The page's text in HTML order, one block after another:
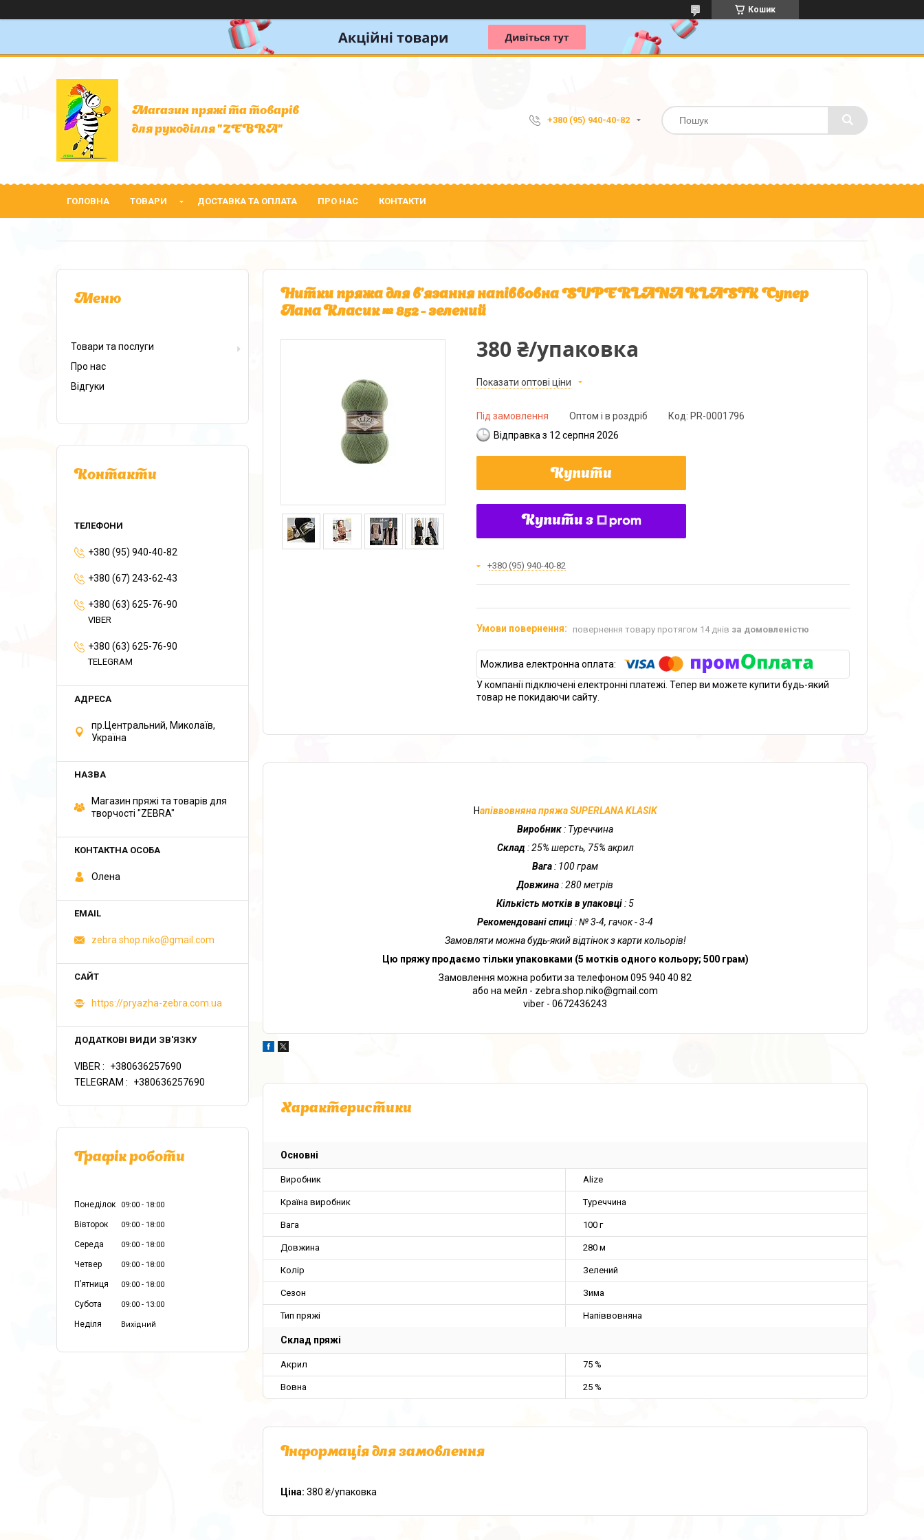
Кошик
Магазин пряжі та товарів
для рукоділля "ZEBRA"
+380 (95) 940-40-82
ГОЛОВНА ТОВАРИ ДОСТАВКА ТА ОПЛАТА ПРО НАС КОНТАКТИ
Нитки пряжа для в'язання напіввовна SUPERLANA KLASIK Супер
Лана Класик № 852 - зелений
380 ₴/упаковка
Показати оптові ціни
Під замовлення Оптом і в роздріб Код: PR-0001796
Відправка з 12 серпня 2026
Купити
Купити з
+380 (95) 940-40-82
повернення товару протягом 14 днів за домовленістю
У компанії підключені електронні платежі. Тепер ви можете купити будь-який
товар не покидаючи сайту.
Напіввовняна пряжа SUPERLANA KLASIK
Виробник : Туреччина
Склад : 25% шерсть, 75% акрил
Вага : 100 грам
Довжина : 280 метрів
Кількість мотків в упаковці : 5
Рекомендовані спиці : № 3-4, гачок - 3-4
Замовляти можна будь-який відтінок з карти кольорів!
Цю пряжу продаємо тільки упаковками (5 мотків одного кольору; 500 грам)
Замовлення можна робити за телефоном 095 940 40 82
або на мейл - zebra.shop.niko@gmail.com
viber - 0672436243
Характеристики
Основні
Виробник Alize
Країна виробник Туреччина
Вага 100 г
Довжина 280 м
Колір Зелений
Сезон Зима
Тип пряжі Напіввовняна
Склад пряжі
Акрил 75 %
Вовна 25 %
Інформація для замовлення
Ціна: 380 ₴/упаковка
Товари та послуги
Про нас
Відгуки
Контакти
+380 (95) 940-40-82
+380 (67) 243-62-43
+380 (63) 625-76-90
VIBER
+380 (63) 625-76-90
TELEGRAM
пр.Центральний, Миколаїв,
Україна
Магазин пряжі та товарів для
творчості "ZEBRA"
Олена
zebra.shop.niko@gmail.com
https://pryazha-zebra.com.ua
VIBER
+380636257690
TELEGRAM
+380636257690
Графік роботи
Понеділок 09:00 18:00
Вівторок 09:00 18:00
Середа 09:00 18:00
Четвер 09:00 18:00
Пʼятниця 09:00 18:00
Субота 09:00 13:00
Неділя Вихідний